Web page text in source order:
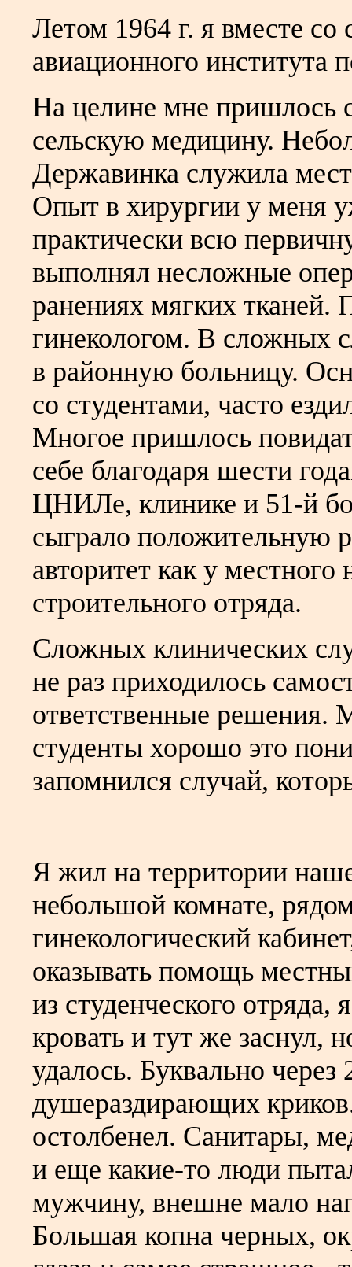
Летом 1964 г. я вместе со
авиационного института
На целине мне пришлось
сельскую медицину.
Державинка служила
Опыт в хирургии у меня
практически всю
выполнял несложные
ранениях мягких
гинекологом. В сложных
в районную больницу.
со студентами, часто
Многое пришлось
себе благодаря шести
ЦНИЛе, клинике и 51-й
сыграло положительную
авторитет как у местного
строительного отряда.
Сложных клинических
не раз приходилось
ответственные решения.
студенты хорошо это
запомнился случай,
Я жил на территории
небольшой комнате,
гинекологический
оказывать помощь
из студенческого
кровать и тут же заснул,
удалось. Буквально
душераздирающих
остолбенел. Санитары,
и еще какие-то люди
мужчину, внешне мало
Большая копна черных,